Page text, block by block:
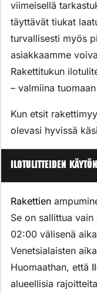
viimeisellä
täyttävät tiukat
turvallisesti myös
asiakkaamme
Rakettitukun
– valmiina
Kun etsit
olevasi hyvissä
Ilotulitteiden
Rakettien
Se on sallittua
02:00 välisenä
Venetsialaisten
Huomaathan, että
alueellisia